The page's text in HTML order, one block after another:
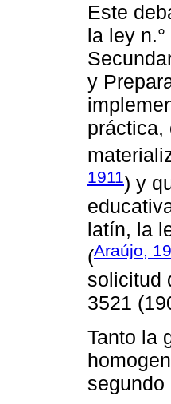
Este
la ley
y
práctica,
1911) y
latín, la
(Araújo,
solicitud
3521
Tanto la
segundo